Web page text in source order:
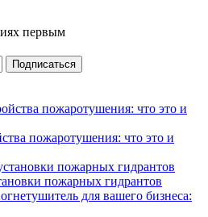
первым
пожаротушения: что это и
пожарных гидрантов